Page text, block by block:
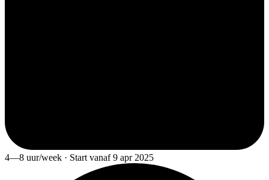
4—8 uur/week · Start vanaf 9 apr 2025